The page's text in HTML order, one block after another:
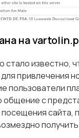
на
стало известно,
привлечения
пользователи
общение с
посещения сайта,